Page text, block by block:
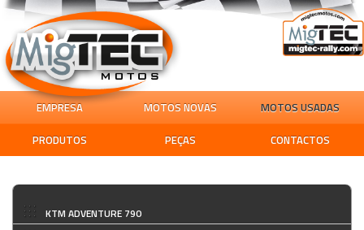
EMPRESA MOTOS NOVAS
MOTOS USADAS
PRODUTOS
PEÇAS CONTACTOS
KTM ADVENTURE 790